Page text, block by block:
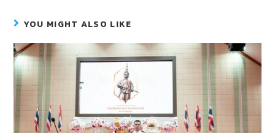
b
o
o
k
er e
n
g
er
YOU MIGHT ALSO LIKE